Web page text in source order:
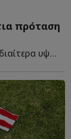
πρόταση
Ο Ισπανός φέρεται να απέρριψε ιδιαίτερα υψηλή οικονομική π...